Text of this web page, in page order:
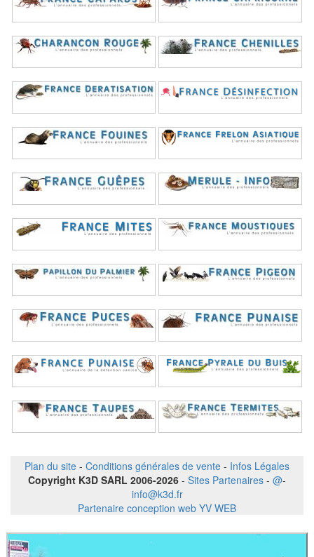
Plan du site - Conditions générales de vente - Infos Légales
Copyright K3D SARL 2006-2026 - Sites Partenaires - @-
info@k3d.fr
Partenaire conception web YV WEB